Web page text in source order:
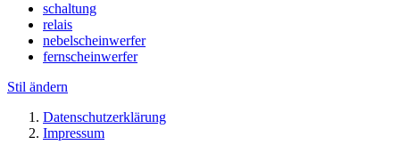
schaltung
relais
nebelscheinwerfer
fernscheinwerfer
Stil ändern
Datenschutzerklärung
Impressum